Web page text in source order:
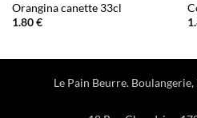
Orangina canette 33cl
1.80€
Le Pain Beurre.